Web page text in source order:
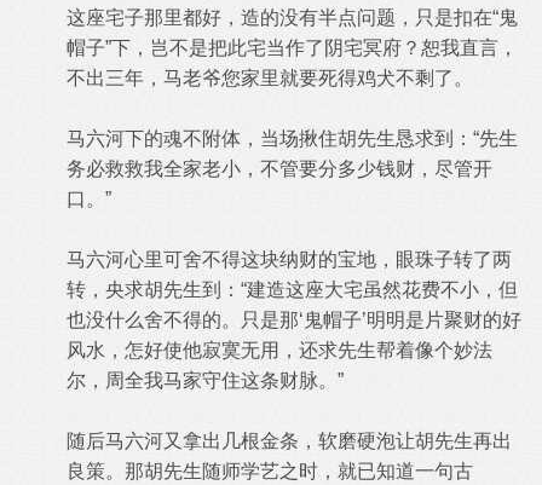
这座宅子那里都好，造的没有半点问题，只是扣在“鬼
帽子”下，岂不是把此宅当作了阴宅冥府？恕我直言，
不出三年，马老爷您家里就要死得鸡犬不剩了。
马六河下的魂不附体，当场揪住胡先生恳求到：“先生
务必救救我全家老小，不管要分多少钱财，尽管开
口。”
马六河心里可舍不得这块纳财的宝地，眼珠子转了两
转，央求胡先生到：“建造这座大宅虽然花费不小，但
也没什么舍不得的。只是那‘鬼帽子’明明是片聚财的好
风水，怎好使他寂寞无用，还求先生帮着像个妙法
尔，周全我马家守住这条财脉。”
随后马六河又拿出几根金条，软磨硬泡让胡先生再出
良策。那胡先生随师学艺之时，就已知道一句古